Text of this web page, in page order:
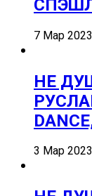
7 Мар
НЕ
3 Мар